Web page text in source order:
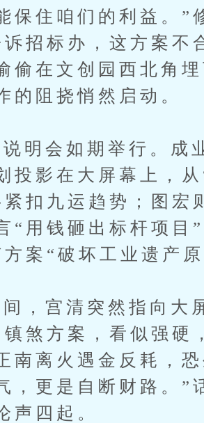
保住咱们的利益。”
招标办，这方案不
偷在文创园西北角
的阻挠悄然启动。
明会如期举行。成
投影在大屏幕上，
扣九运趋势；图宏
“用钱砸出标杆项目
案“破坏工业遗产原
，宫清突然指向大
煞方案，看似强硬
南离火遇金反耗，
，更是自断财路。”
声四起。